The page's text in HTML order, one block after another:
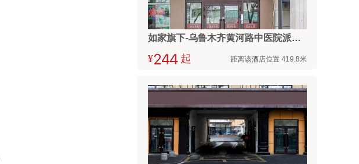
如家旗下-乌鲁木齐黄河路中医院派柏·云酒店
¥ 起 距离该酒店位置 419.8米